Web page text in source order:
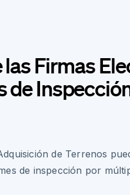
Firmas
de
de Terrenos
de inspección por